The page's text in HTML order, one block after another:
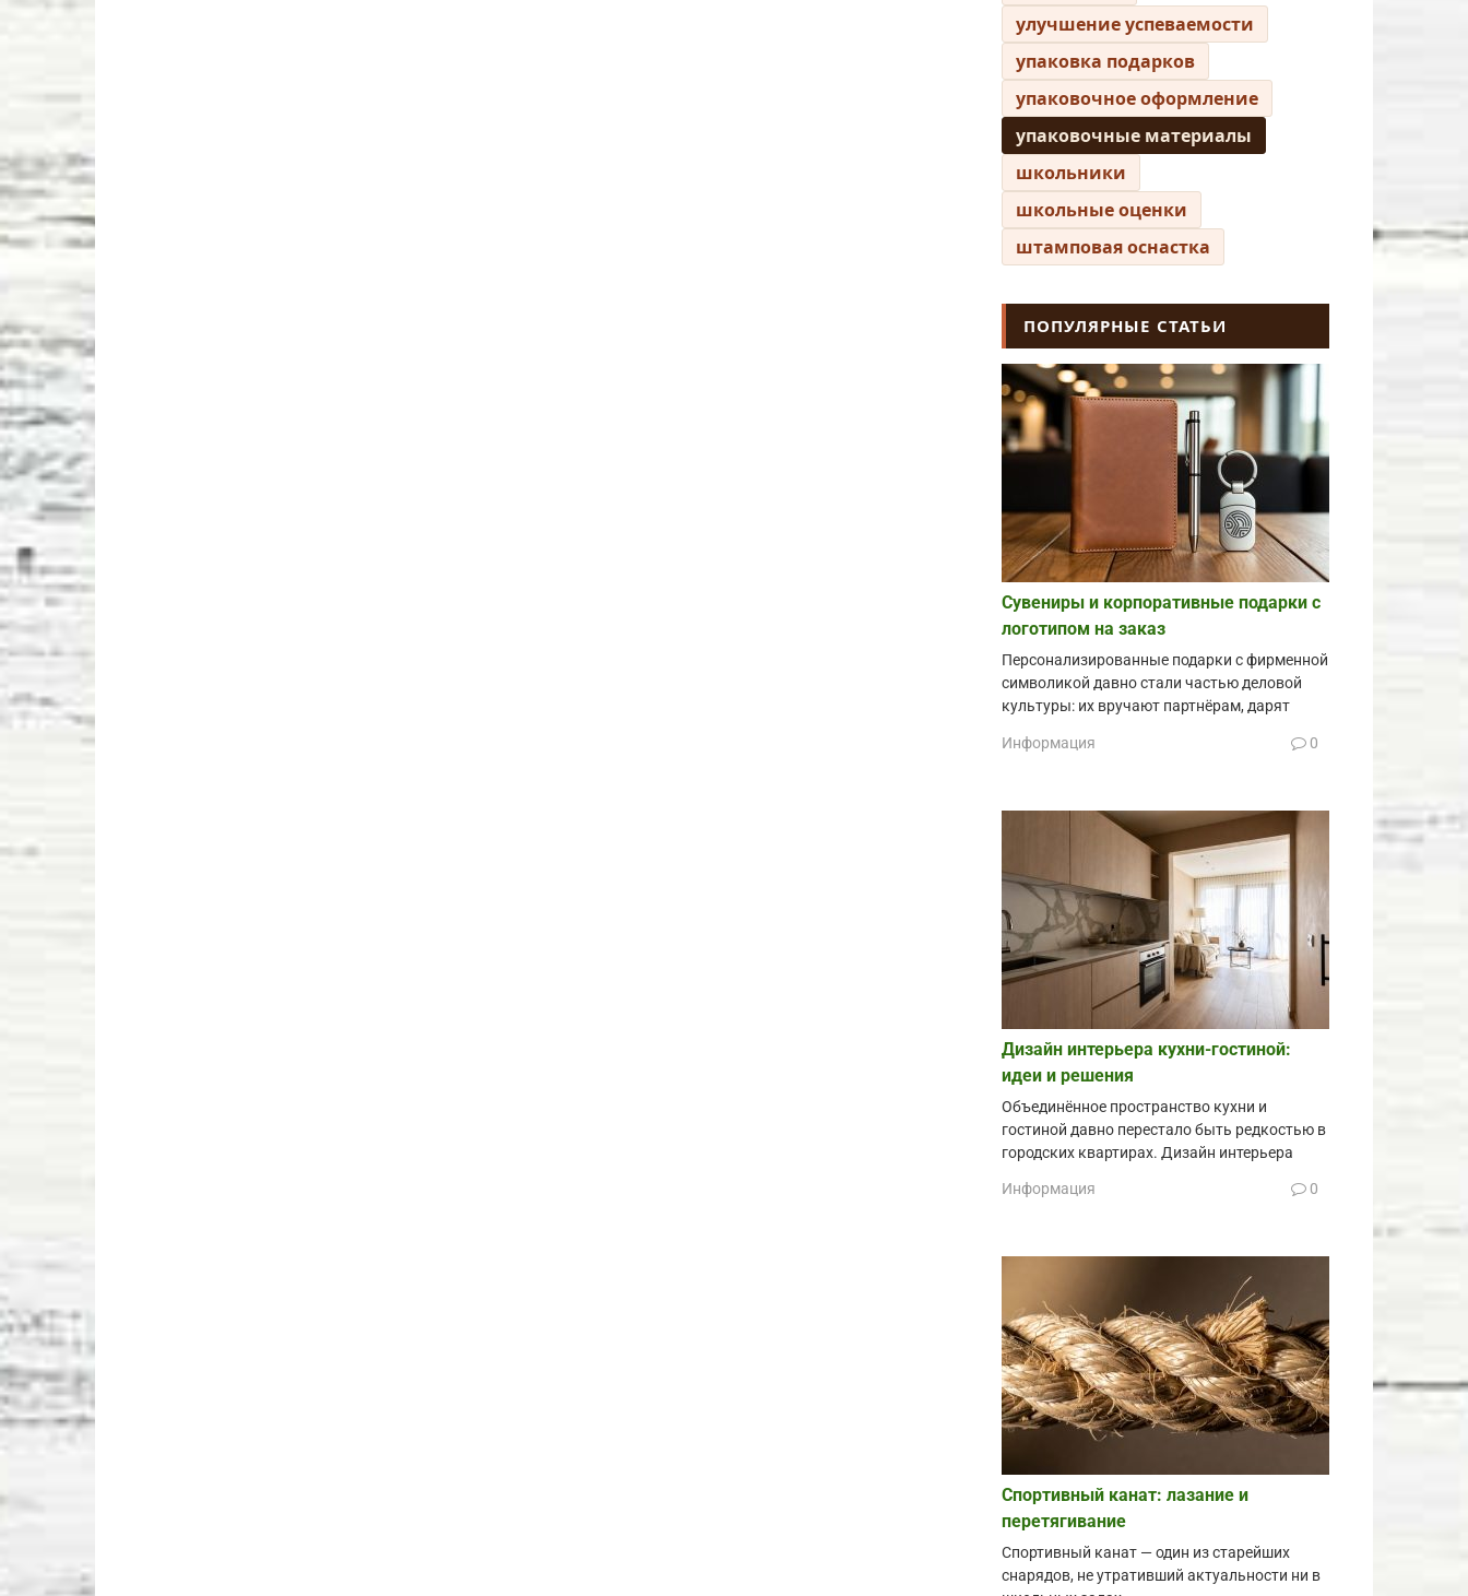
улучшение успеваемости
упаковка подарков
упаковочное оформление
упаковочные материалы
школьники
школьные оценки
штамповая оснастка
ПОПУЛЯРНЫЕ СТАТЬИ
Сувениры и корпоративные подарки с
логотипом на заказ
Персонализированные подарки с фирменной
символикой давно стали частью деловой
культуры: их вручают партнёрам, дарят
Информация 0
Дизайн интерьера кухни-гостиной:
идеи и решения
Объединённое пространство кухни и
гостиной давно перестало быть редкостью в
городских квартирах. Дизайн интерьера
Информация 0
Спортивный канат: лазание и
перетягивание
Спортивный канат — один из старейших
снарядов, не утративший актуальности ни в